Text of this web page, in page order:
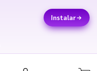
Instalar